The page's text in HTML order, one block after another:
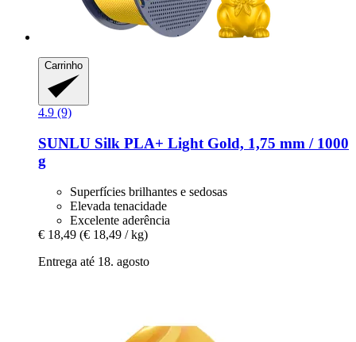
Carrinho
4.9 (9)
SUNLU Silk PLA+ Light Gold, 1,75 mm / 1000
g
Superfícies brilhantes e sedosas
Elevada tenacidade
Excelente aderência
€ 18,49 (€ 18,49 / kg)
Entrega até 18. agosto